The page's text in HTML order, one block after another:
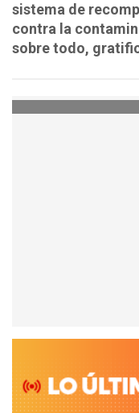
sistema de
contra la
sobre todo,